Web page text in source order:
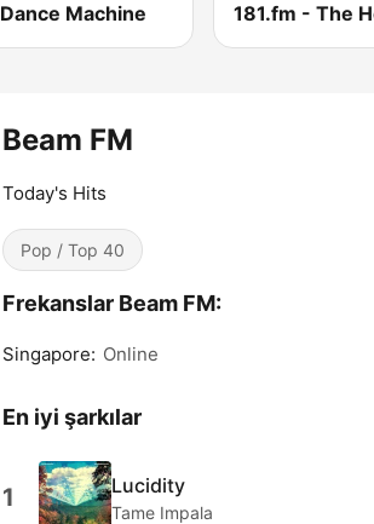
Dance Machine
Beam FM
Today's Hits
Pop / Top 40
Frekanslar Beam FM:
Singapore: Online
En iyi şarkılar
1 Lucidity
Tame Impala